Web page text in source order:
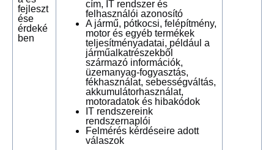
fejleszt
ése
érdeké
ben
cím, IT rendszer és
felhasználói azonosító
A jármű, pótkocsi, felépítmény,
motor és egyéb termékek
teljesítményadatai, például a
járműalkatrészekből
származó információk,
üzemanyag-fogyasztás,
fékhasználat, sebességváltás,
akkumulátorhasználat,
motoradatok és hibakódok
IT rendszereink
rendszernaplói
Felmérés kérdéseire adott
válaszok